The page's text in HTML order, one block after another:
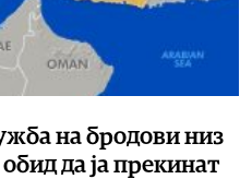
на бродови низ
да ја прекинат